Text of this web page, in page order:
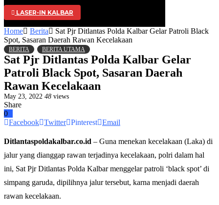
LASER-IN KALBAR
Home Berita
Sat Pjr Ditlantas Polda Kalbar Gelar Patroli Black
Spot, Sasaran Daerah Rawan Kecelakaan
BERITA BERITA UTAMA
Sat Pjr Ditlantas Polda Kalbar Gelar
Patroli Black Spot, Sasaran Daerah
Rawan Kecelakaan
May 23, 2022 48 views
Share
0
Facebook Twitter Pinterest Email
Ditlantaspoldakalbar.co.id – Guna menekan kecelakaan (Laka) di
jalur yang dianggap rawan terjadinya kecelakaan, polri dalam hal
ini, Sat Pjr Ditlantas Polda Kalbar menggelar patroli ‘black spot’ di
simpang garuda, dipilihnya jalur tersebut, karna menjadi daerah
rawan kecelakaan.